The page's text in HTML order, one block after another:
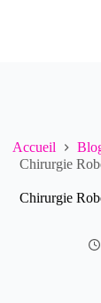
Accueil
Chirurgie
Chirurgie